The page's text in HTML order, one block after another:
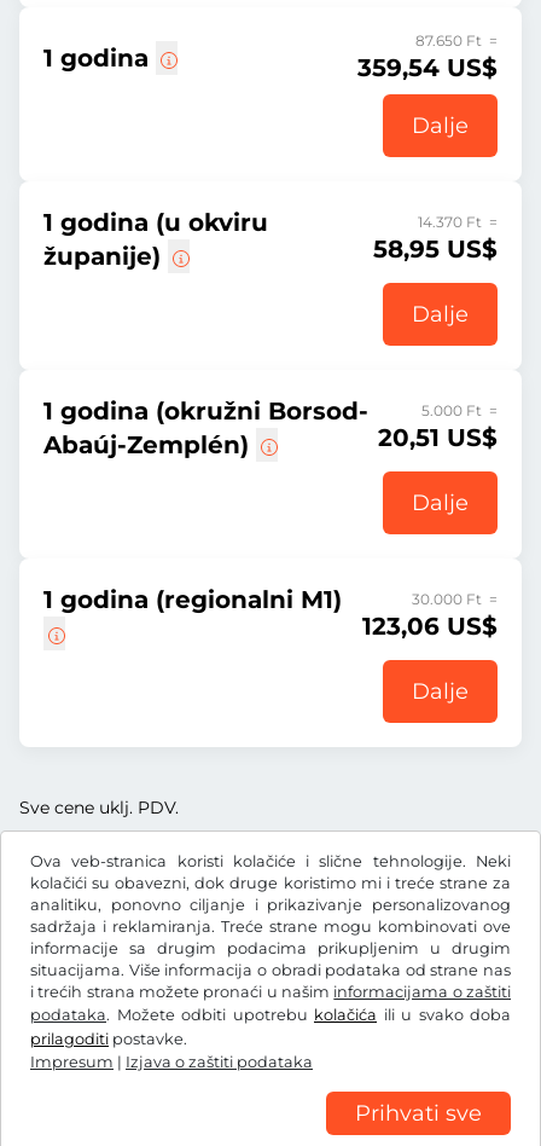
Ova veb-stranica koristi kolačiće i slične tehnologije. Neki
kolačići su obavezni, dok druge koristimo mi i treće strane za
analitiku, ponovno ciljanje i prikazivanje personalizovanog
sadržaja i reklamiranja. Treće strane mogu kombinovati ove
informacije sa drugim podacima prikupljenim u drugim
situacijama. Više informacija o obradi podataka od strane nas
i trećih strana možete pronaći u našim informacijama o zaštiti
podataka. Možete odbiti upotrebu kolačića ili u svako doba
prilagoditi postavke.
Impresum | Izjava o zaštiti podataka
Prihvati sve
1 godina
87.650 Ft =
359,54 US$
Dalje
1 godina (u okviru
županije)
14.370 Ft =
58,95 US$
Dalje
1 godina (okružni Borsod-
Abaúj-Zemplén)
5.000 Ft =
20,51 US$
Dalje
1 godina (regionalni M1) 30.000 Ft =
123,06 US$
Dalje
Sve cene uklj. PDV.
US$USD
Facebook Instagram
Opšti uslovi poslovanja / pravo na opoziv
Postavke kolačića Impresum